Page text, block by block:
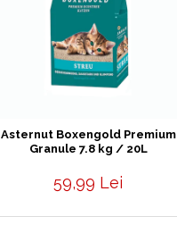
Asternut Boxengold Premium
Granule 7.8 kg / 20L
59,99 Lei